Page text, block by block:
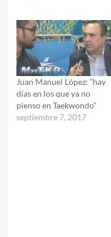
Juan Manuel López: “hay
días en los que ya no
pienso en Taekwondo”
septiembre 7, 2017